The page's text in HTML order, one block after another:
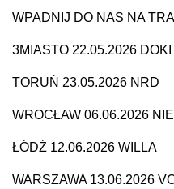
WPADNIJ DO NAS NA
3MIASTO 22.05.2026 DOKI
TORUŃ 23.05.2026 NRD
WROCŁAW 06.06.2026
ŁÓDŹ 12.06.2026 WILLA
WARSZAWA 13.06.2026